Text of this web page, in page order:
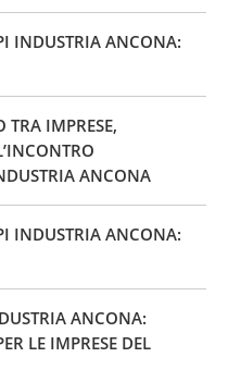
INDUSTRIA ANCONA:
IMPRESE,
ANCONA
INDUSTRIA ANCONA:
ANCONA:
LE IMPRESE DEL